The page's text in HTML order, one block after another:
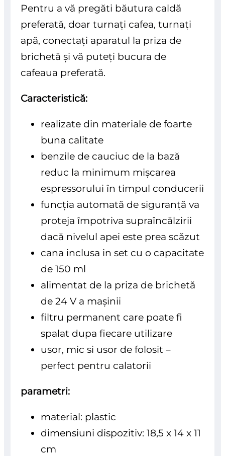
Pentru a vă pregăti băutura caldă
preferată, doar turnați cafea, turnați
apă, conectați aparatul la priza de
brichetă și vă puteți bucura de
cafeaua preferată.
Caracteristică:
realizate din materiale de foarte
buna calitate
benzile de cauciuc de la bază
reduc la minimum mișcarea
espressorului în timpul conducerii
funcția automată de siguranță va
proteja împotriva supraîncălzirii
dacă nivelul apei este prea scăzut
cana inclusa in set cu o capacitate
de 150 ml
alimentat de la priza de brichetă
de 24 V a mașinii
filtru permanent care poate fi
spalat dupa fiecare utilizare
usor, mic si usor de folosit –
perfect pentru calatorii
parametri:
material: plastic
dimensiuni dispozitiv: 18,5 x 14 x 11
cm